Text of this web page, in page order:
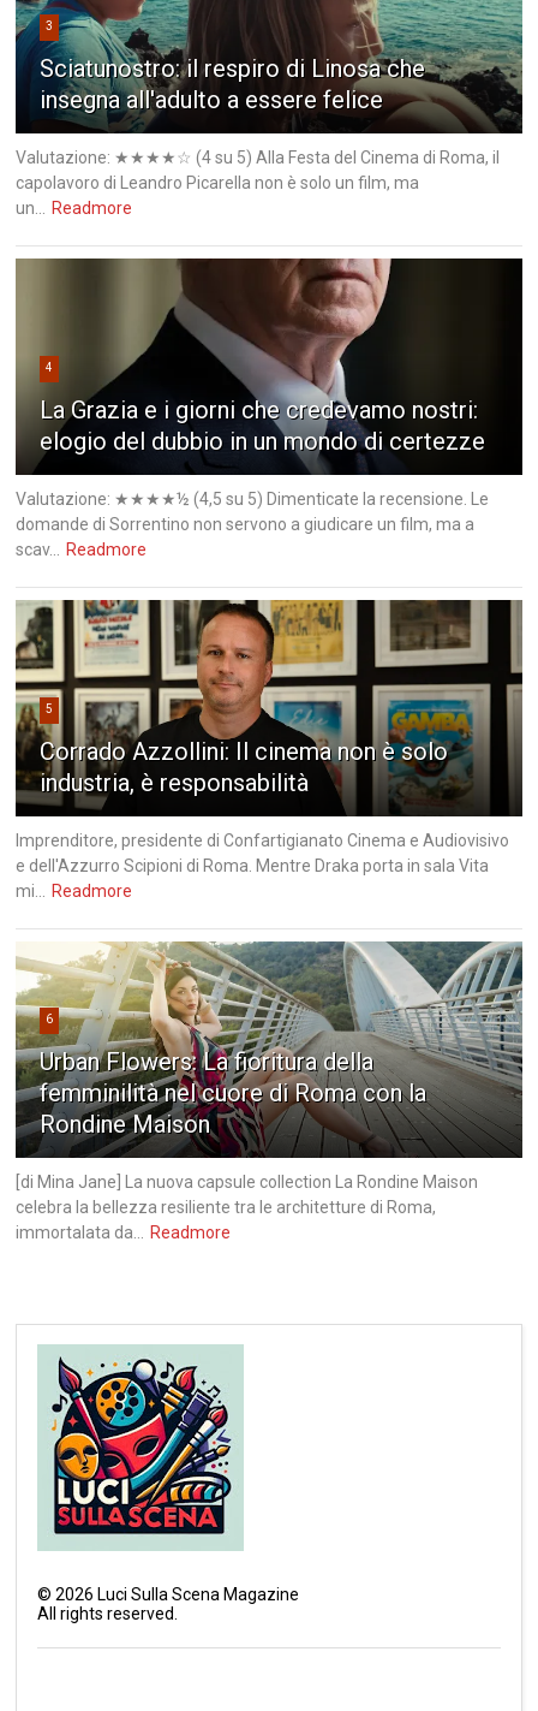
3
Sciatunostro: il respiro di Linosa che
insegna all'adulto a essere felice
Valutazione: ★★★★☆ (4 su 5) Alla Festa del Cinema di Roma, il
capolavoro di Leandro Picarella non è solo un film, ma
un...
Readmore
4
La Grazia e i giorni che credevamo nostri:
elogio del dubbio in un mondo di certezze
Valutazione: ★★★★½ (4,5 su 5) Dimenticate la recensione. Le
domande di Sorrentino non servono a giudicare un film, ma a
scav...
Readmore
5
Corrado Azzollini: Il cinema non è solo
industria, è responsabilità
Imprenditore, presidente di Confartigianato Cinema e Audiovisivo
e dell'Azzurro Scipioni di Roma. Mentre Draka porta in sala Vita
mi...
Readmore
6
Urban Flowers: La fioritura della
femminilità nel cuore di Roma con la
Rondine Maison
[di Mina Jane] La nuova capsule collection La Rondine Maison
celebra la bellezza resiliente tra le architetture di Roma,
immortalata da...
Readmore
©2026 Luci Sulla Scena Magazine
All rights reserved.